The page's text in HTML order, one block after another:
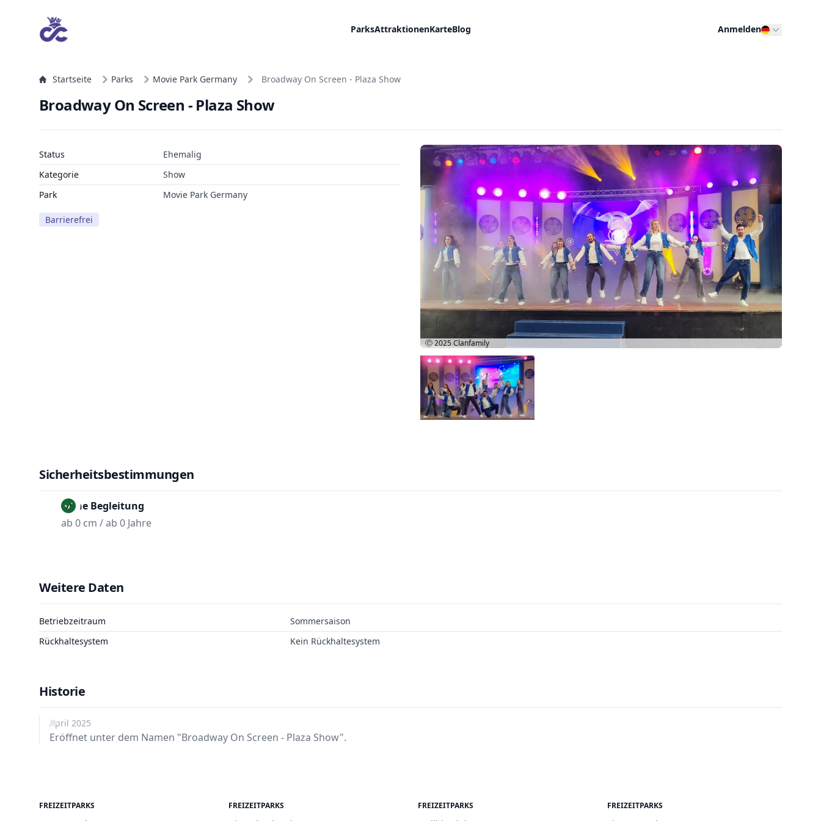
ParksAttraktionenKarteBlog Anmelden
Startseite Parks Movie Park Germany Broadway On Screen - Plaza Show
Broadway On Screen - Plaza Show
Status
Ehemalig
Kategorie
Show
Park
Movie Park Germany
Barrierefrei
Ⓒ 2025Clanfamily
Sicherheitsbestimmungen
Ohne Begleitung
ab 0 cm / ab 0 Jahre
Weitere Daten
Betriebzeitraum
Sommersaison
Rückhaltesystem
Kein Rückhaltesystem
Historie
April 2025
Eröffnet unter dem Namen "Broadway On Screen - Plaza Show".
FREIZEITPARKS FREIZEITPARKS FREIZEITPARKS FREIZEITPARKS